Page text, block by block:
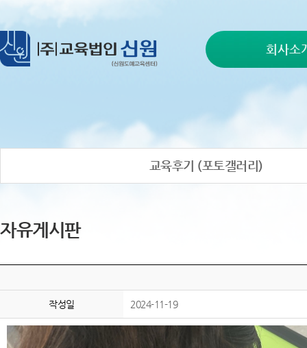
회사소
교육후기 (포토갤러리)
자유게시판
작성일 2024-11-19